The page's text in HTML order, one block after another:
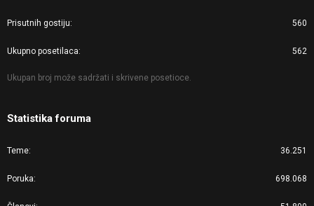
Prisutnih gostiju 560
Ukupno posetilaca 562
Ukupan broj može sadržati i skrivene posetioce.
Statistika foruma
Teme 36.251
Poruka 698.068